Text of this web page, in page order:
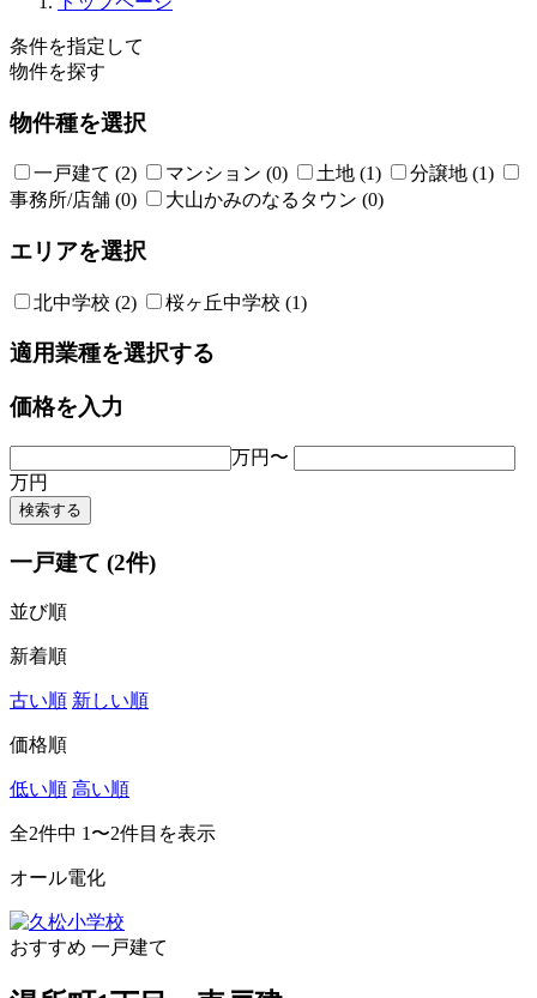
条件を指定して
物件を探す
物件種を選択
一戸建て (2) マンション (0) 土地 (1)
分譲地 (1)
事務所/店舗 (0)
大山かみのなるタウン (0)
エリアを選択
北中学校 (2) 桜ヶ丘中学校 (1)
適用業種を選択する
価格を入力
万円〜
万円
一戸建て (2件)
並び順
新着順
古い順 新しい順
価格順
低い順 高い順
全2件中 1〜2件目を表示
オール電化
おすすめ 一戸建て